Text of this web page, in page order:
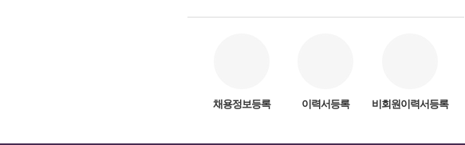
채용정보등록 이력서등록 비회원이력서등록